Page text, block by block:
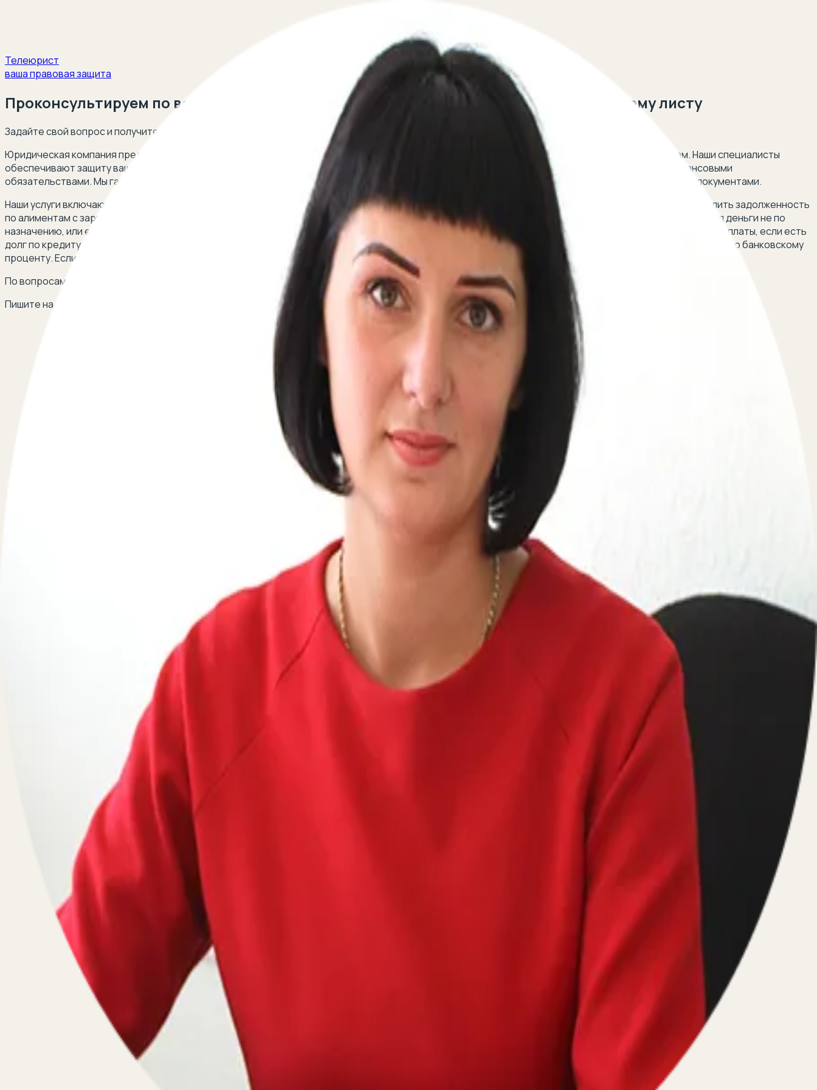
Телеюрист
ваша правовая защита
Проконсультируем по вопросам расчета и удержания алиментов по исполнительному листу
Задайте свой вопрос и получите ответ опытного юриста в сфере взаимодействия с приставами и ФССП в течение 5 минут!
Юридическая компания предлагает профессиональную помощь в вопросах, связанных с исполнением обязательств по исполнительным листам. Наши специалисты
обеспечивают защиту ваших интересов в случае возникновения сложностей с расчетом задолженности, удержанием алиментов и другими финансовыми
обязательствами. Мы гарантируем точное соблюдение законодательства и защиту ваших прав в любых ситуациях, связанных с исполнительными документами.
Наши услуги включают в себя помощь в ситуациях, когда необходимо рассчитать проценты вычетов по сводному исполнительному листу или определить задолженность
по алиментам с зарплаты, если исполнительный лист поступил с задержкой. Мы поможем, если бухгалтер ошибся при перечислении средств и отправил деньги не по
назначению, или если работодатель не выплачивает алименты. Наши эксперты разъяснят, как правильно удерживать средства с аванса или заработной платы, если есть
долг по кредиту. Мы также предоставим консультации по вопросам ответственности бухгалтера за чужой исполнительный документ и пересчета долга по банковскому
проценту. Если у вас на руках исполнительный лист, но алименты не поступают, мы поможем разобраться в ситуации и защитить ваши права.
По вопросам сотрудничества
Пишите на